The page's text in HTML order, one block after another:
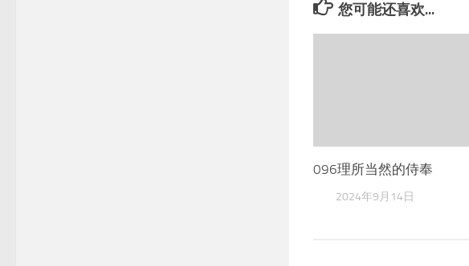
您可能还喜欢...
096理所当然的侍奉
2024年9月14日